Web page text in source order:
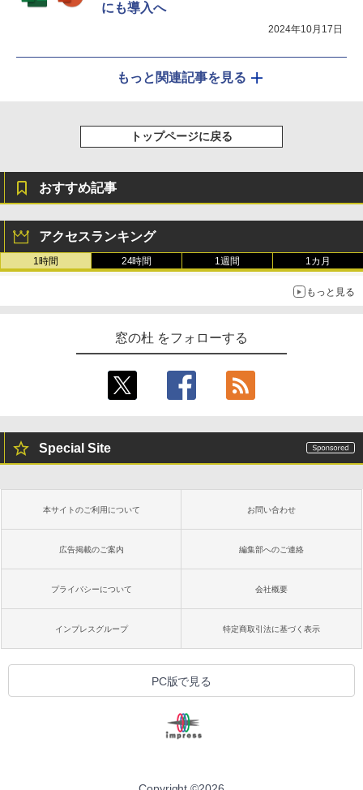
にも導入へ
2024年10月17日
もっと関連記事を見る
トップページに戻る
おすすめ記事
アクセスランキング
1時間 24時間 1週間 1カ月
もっと見る
窓の杜 をフォローする
Special Site
本サイトのご利用について お問い合わせ
広告掲載のご案内 編集部へのご連絡
プライバシーについて 会社概要
インプレスグループ 特定商取引法に基づく表示
PC版で見る